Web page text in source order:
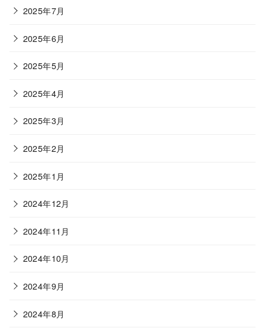
2025年7月
2025年6月
2025年5月
2025年4月
2025年3月
2025年2月
2025年1月
2024年12月
2024年11月
2024年10月
2024年9月
2024年8月